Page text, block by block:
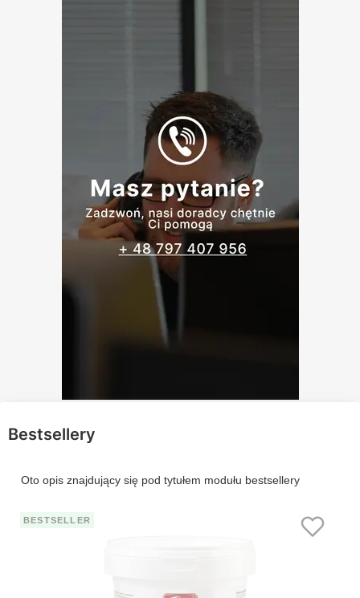
Bestsellery
Oto opis znajdujący się pod tytułem modułu bestsellery
BESTSELLER